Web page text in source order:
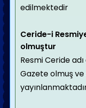
edilmektedir
Ceride-i
olmuştur
Resmi Ceride adı
Gazete olmuş